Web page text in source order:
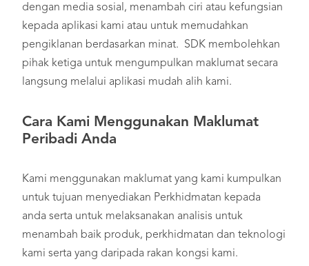
dengan media sosial, menambah ciri atau kefungsian
kepada aplikasi kami atau untuk memudahkan
pengiklanan berdasarkan minat. SDK membolehkan
pihak ketiga untuk mengumpulkan maklumat secara
langsung melalui aplikasi mudah alih kami.
Cara Kami Menggunakan Maklumat
Peribadi Anda
Kami menggunakan maklumat yang kami kumpulkan
untuk tujuan menyediakan Perkhidmatan kepada
anda serta untuk melaksanakan analisis untuk
menambah baik produk, perkhidmatan dan teknologi
kami serta yang daripada rakan kongsi kami.